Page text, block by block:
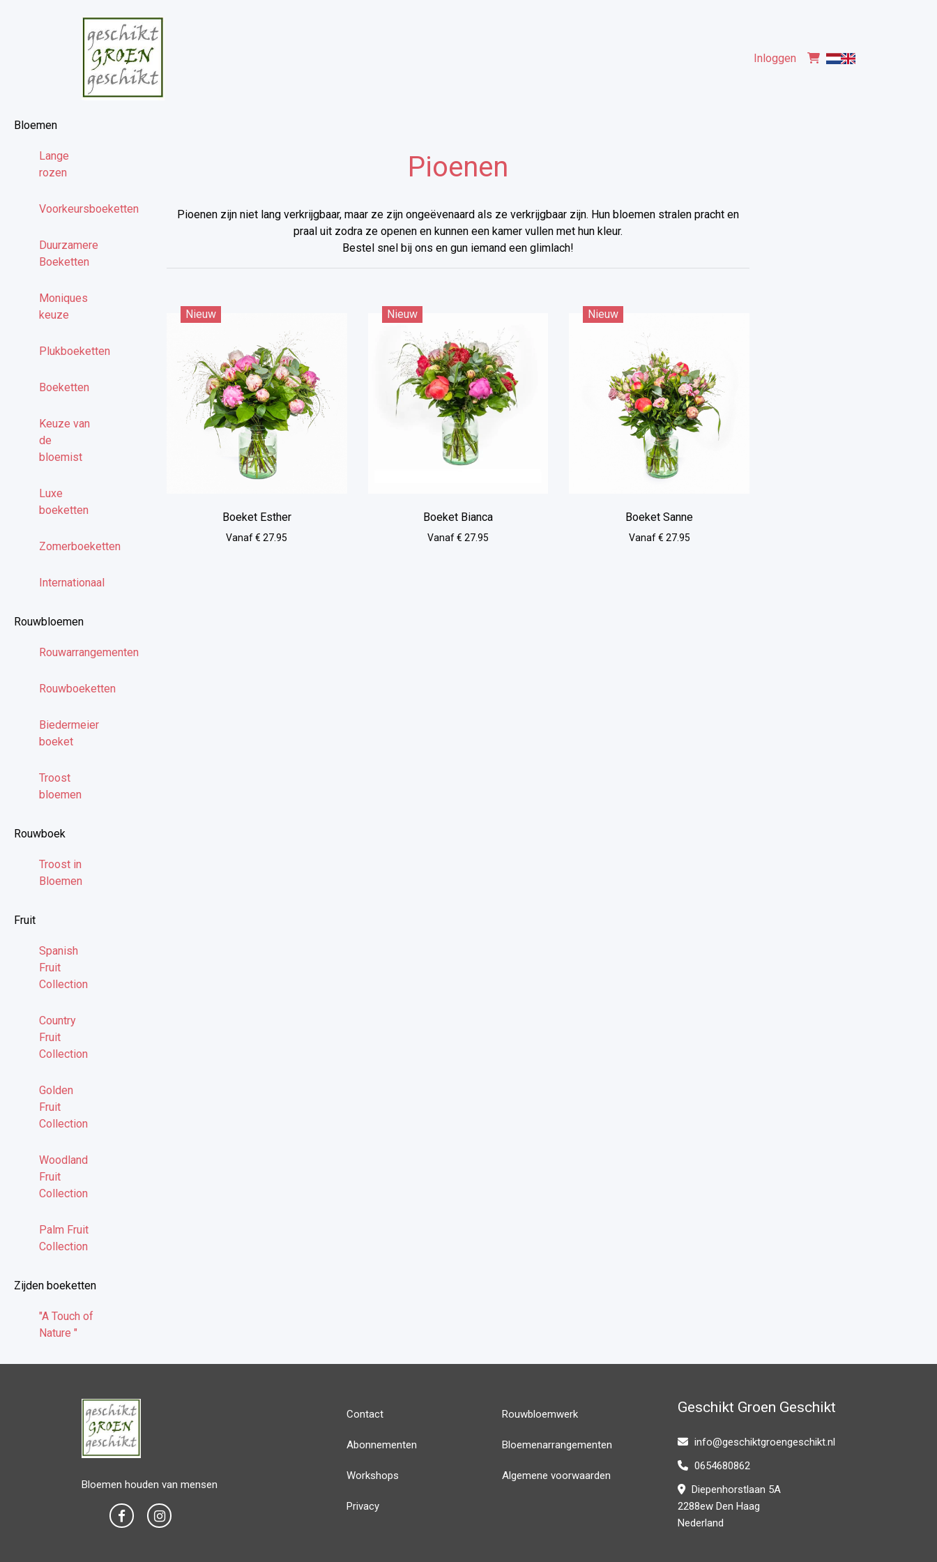
Inloggen
Bloemen
Lange
rozen
Voorkeursboeketten
Duurzamere
Boeketten
Moniques
keuze
Plukboeketten
Boeketten
Keuze van
de
bloemist
Luxe
boeketten
Zomerboeketten
Internationaal
Rouwbloemen
Rouwarrangementen
Rouwboeketten
Biedermeier
boeket
Troost
bloemen
Rouwboek
Troost in
Bloemen
Fruit
Spanish
Fruit
Collection
Country
Fruit
Collection
Golden
Fruit
Collection
Woodland
Fruit
Collection
Palm Fruit
Collection
Zijden boeketten
"A Touch of
Nature "
Pioenen
Pioenen zijn niet lang verkrijgbaar, maar ze zijn ongeëvenaard als ze verkrijgbaar zijn. Hun bloemen stralen pracht en
praal uit zodra ze openen en kunnen een kamer vullen met hun kleur.
Bestel snel bij ons en gun iemand een glimlach!
Nieuw
Boeket Esther
Vanaf € 27.95
Nieuw
Boeket Bianca
Vanaf € 27.95
Nieuw
Boeket Sanne
Vanaf € 27.95
Bloemen houden van mensen
Contact Rouwbloemwerk
Abonnementen Bloemenarrangementen
Workshops Algemene voorwaarden
Privacy
Geschikt Groen Geschikt
info@geschiktgroengeschikt.nl
0654680862
Diepenhorstlaan 5A
2288ew Den Haag
Nederland